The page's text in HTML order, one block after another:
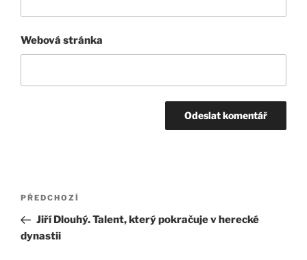
Webová stránka
Navigace
příspěvek
Předchozí
příspěvek
PŘEDCHOZÍ
Jiří Dlouhý. Talent, který pokračuje v herecké
dynastii